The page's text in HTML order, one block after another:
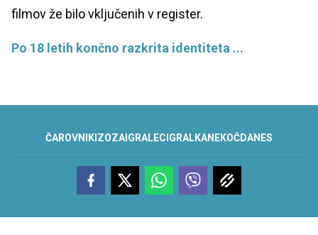
filmov že bilo vključenih v register.
Po 18 letih končno razkrita identiteta ...
ČAROVNIK IZOZAIGRALEC IGRALKANEKOČDANES